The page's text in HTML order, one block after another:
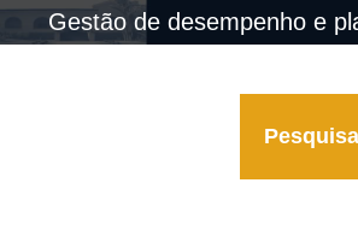
Gestão de desempenho e